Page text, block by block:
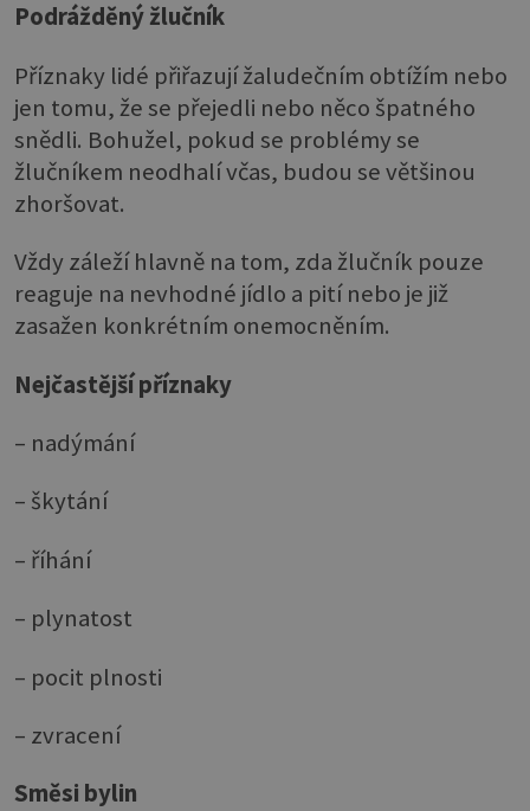
Podrážděný žlučník
Příznaky lidé přiřazují žaludečním obtížím nebo
jen tomu, že se přejedli nebo něco špatného
snědli. Bohužel, pokud se problémy se
žlučníkem neodhalí včas, budou se většinou
zhoršovat.
Vždy záleží hlavně na tom, zda žlučník pouze
reaguje na nevhodné jídlo a pití nebo je již
zasažen konkrétním onemocněním.
Nejčastější příznaky
– nadýmání
– škytání
– říhání
– plynatost
– pocit plnosti
– zvracení
Směsi bylin